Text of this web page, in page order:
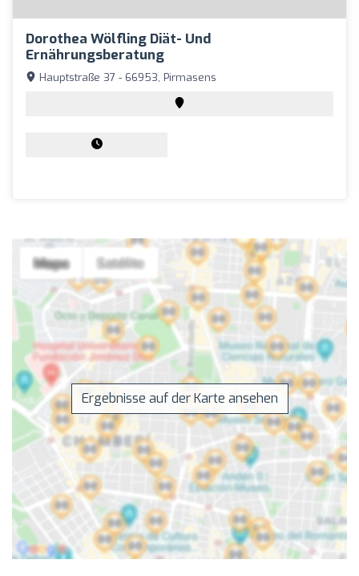
Dorothea Wölfling Diät- Und
Ernährungsberatung
Hauptstraße 37 - 66953, Pirmasens
Ergebnisse auf der Karte ansehen